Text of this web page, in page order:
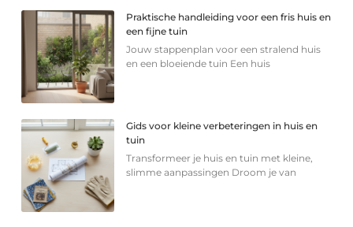
Praktische handleiding voor een fris huis en
een fijne tuin
Jouw stappenplan voor een stralend huis
en een bloeiende tuin Een huis
Gids voor kleine verbeteringen in huis en
tuin
Transformeer je huis en tuin met kleine,
slimme aanpassingen Droom je van